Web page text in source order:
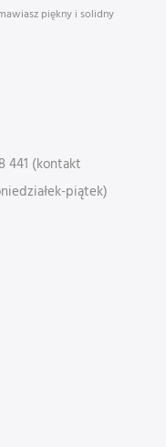
piękny i solidny
441 (kontakt
piątek)